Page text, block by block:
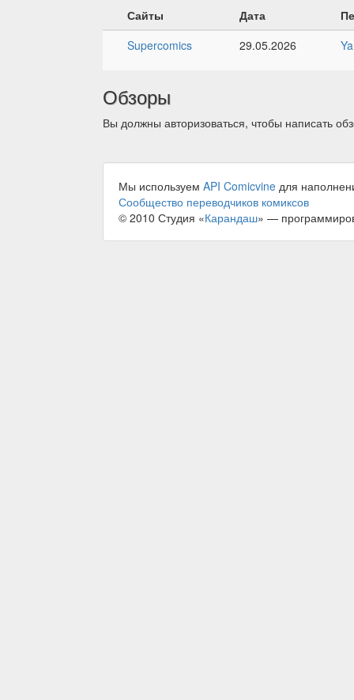
Сайты Дата
Supercomics
29.05.2026
Обзоры
Вы должны авторизоваться, чтобы написать
Мы используем API Comicvine для
Сообщество переводчиков комиксов
© 2010 Студия «Карандаш» —